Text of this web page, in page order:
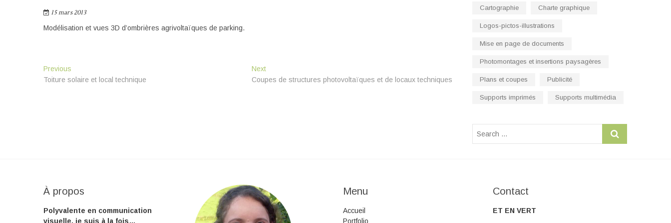
15 mars 2013
Modélisation et vues 3D d’ombrières agrivoltaïques de parking.
Navigation
de
Previous
post:
Toiture solaire et local technique
NextNext
post:
Coupes de structures photovoltaïques et de locaux techniques
Cartographie Charte graphique
Logos-pictos-illustrations
Mise en page de documents
Photomontages et insertions paysagères
Plans et coupes Publicité
Supports imprimés Supports multimédia
À propos
Polyvalente en communication
visuelle, je suis à la fois…
Menu
Accueil
Portfolio
Contact
ET EN VERT